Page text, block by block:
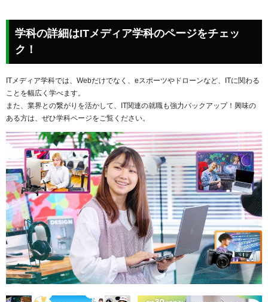
学科の詳細はITメディア学科のページをチェッ
ク！
ITメディア学科では、Webだけでなく、eスポーツやドローンなど、ITに関わる
ことを幅広く学べます。
また、業界との繋がりを活かして、IT関連の就職も強力バックアップ！興味の
ある方は、ぜひ学科ページをご覧ください。